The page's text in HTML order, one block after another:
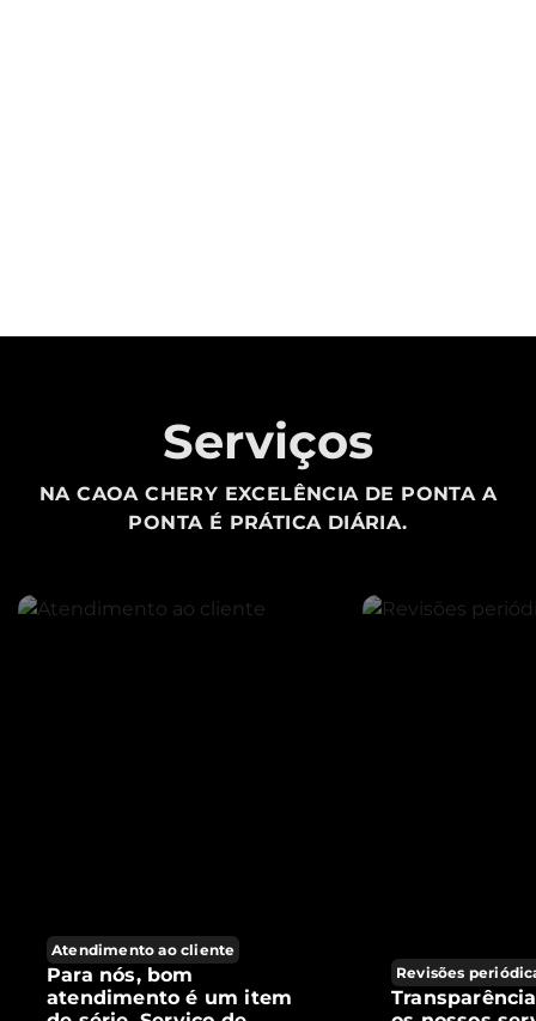
Serviços
NA CAOA CHERY EXCELÊNCIA DE PONTA A
PONTA É PRÁTICA DIÁRIA.
Atendimento ao cliente
Para nós, bom
atendimento é um item
Revisões